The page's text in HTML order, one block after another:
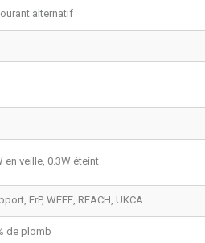
alternatif
en veille, 0.3W éteint
ErP, WEEE, REACH, UKCA
de plomb